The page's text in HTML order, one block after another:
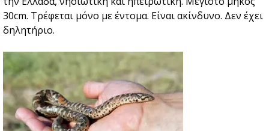
30cm. Τρέφεται μόνο με έντομα. Είναι ακίνδυνο. Δεν έχει
δηλητήριο.